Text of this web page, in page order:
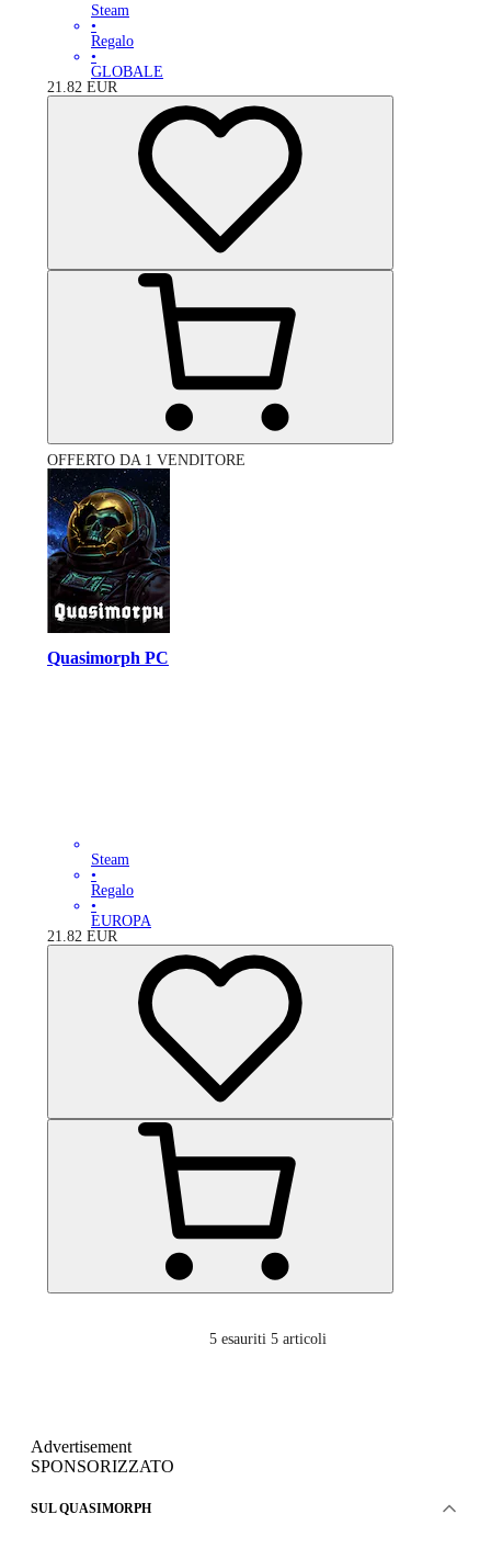
Steam
•
Regalo
•
GLOBALE
21.82 EUR
OFFERTO DA 1 VENDITORE
Quasimorph PC
Steam
•
Regalo
•
EUROPA
21.82 EUR
5 esauriti 5 articoli
Advertisement
SPONSORIZZATO
SUL QUASIMORPH